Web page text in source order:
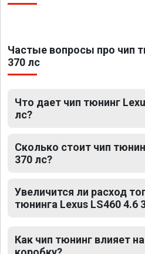
Частые вопросы про чип
370 лс
Что дает чип тюнинг
лс?
Сколько стоит чип
370 лс?
Увеличится ли расход
тюнинга Lexus LS460 4.6
Как чип тюнинг влияет